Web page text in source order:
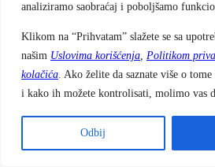
analiziramo saobraćaj i poboljšamo
Klikom na “Prihvatam” slažete se sa
našim Uslovima korišćenja, Politikom
kolačića. Ako želite da saznate više o
i kako ih možete kontrolisati, molimo vas
Odbij
Copyright EU Delegation
All Right Reserved.
Kolačići
Politika privatnosti
Uslovi korišćenja